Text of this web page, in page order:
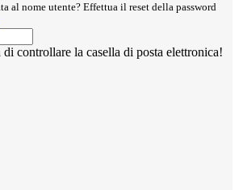
al nome utente? Effettua il reset della password
controllare la casella di posta elettronica!